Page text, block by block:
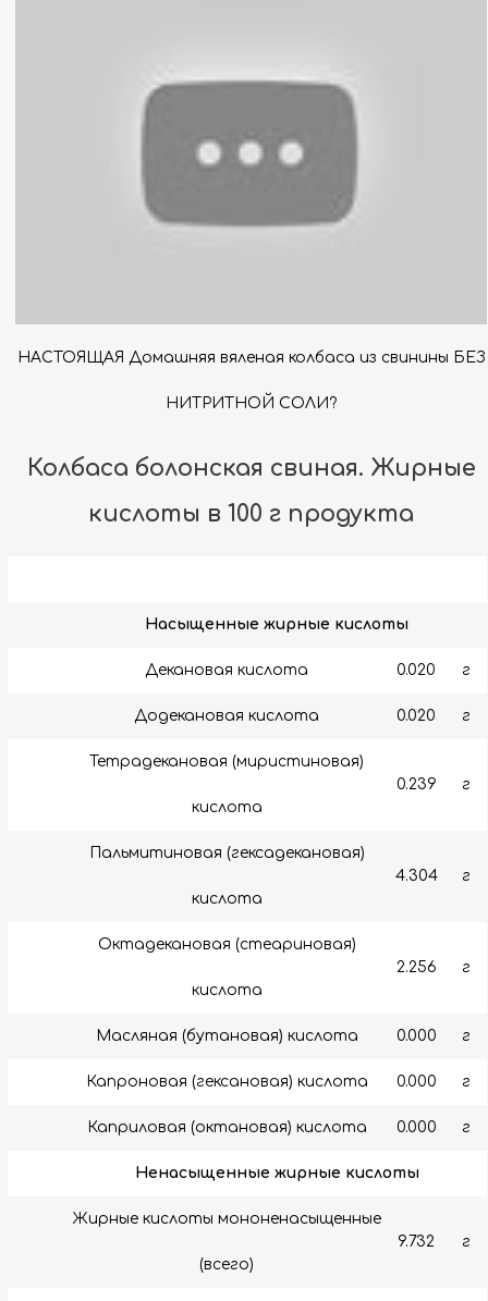
НАСТОЯЩАЯ Домашняя вяленая колбаса из свинины БЕЗ
НИТРИТНОЙ СОЛИ?
Колбаса болонская свиная. Жирные
кислоты в 100 г продукта
Насыщенные жирные кислоты
Декановая кислота 0.020 г
Додекановая кислота 0.020 г
Тетрадекановая (миристиновая)
кислота
0.239 г
Пальмитиновая (гексадекановая)
кислота
4.304 г
Октадекановая (стеариновая)
кислота
2.256 г
Масляная (бутановая) кислота 0.000 г
Капроновая (гексановая) кислота 0.000 г
Каприловая (октановая) кислота 0.000 г
Ненасыщенные жирные кислоты
Жирные кислоты мононенасыщенные
(всего)
9.732 г